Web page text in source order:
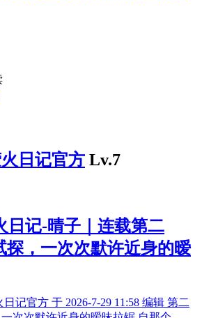
日记官方 Lv.7
日记-晴子｜连载第二
探，一次次默许近身的暧
记官方 于 2026-7-29 11:58 编辑 第二